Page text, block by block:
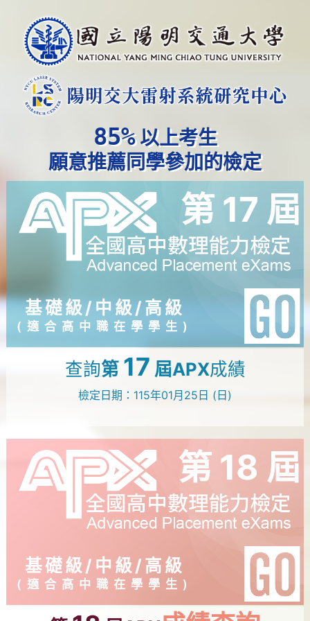
85%以上考生
願意推薦同學參加的檢定
第 17 屆
基礎級/中級/高級
(適合高中職在學學生)
查詢第 17 屆APX成績
檢定日期：115年01月25日 (日)
第 18 屆
基礎級/中級/高級
(適合高中職在學學生)